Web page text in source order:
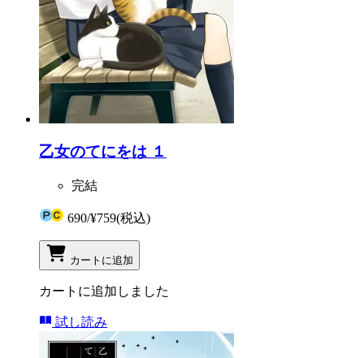
乙女のてにをは １
完結
690/¥759(税込)
カートに追加
カートに追加しました
試し読み